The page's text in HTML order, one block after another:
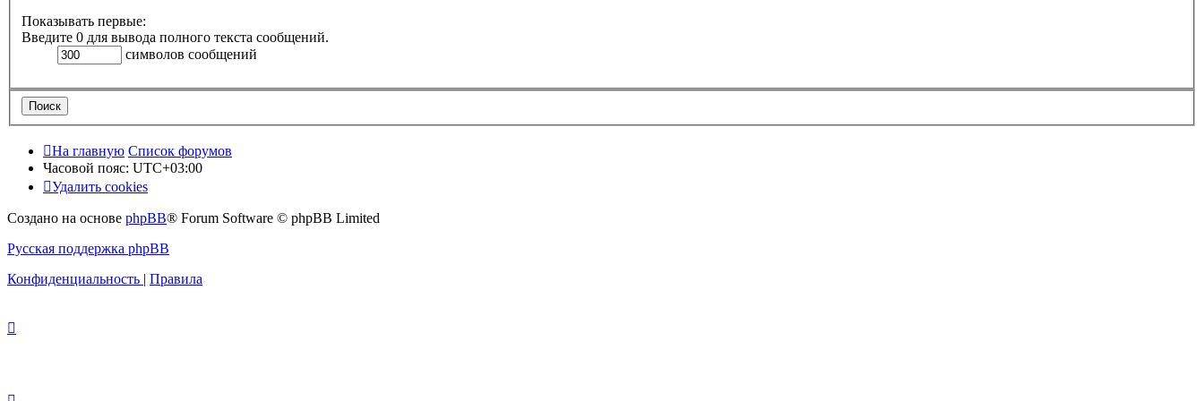
Показывать первые:
Введите 0 для вывода полного текста сообщений.
символов сообщений
На главную Список форумов
Часовой пояс: UTC+03:00
Удалить cookies
Создано на основе phpBB® Forum Software © phpBB Limited
Русская поддержка phpBB
Конфиденциальность | Правила